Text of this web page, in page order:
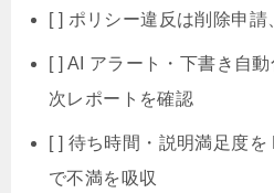
[ ] ポリシー違反は削除申
[ ] AI アラート・下書き自
次レポートを確認
[ ] 待ち時間・説明満足度
で不満を吸収